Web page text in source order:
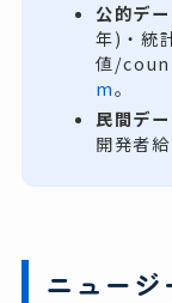
公的デ
年)・統
値/
m。
民間デ
開発者
ニュー